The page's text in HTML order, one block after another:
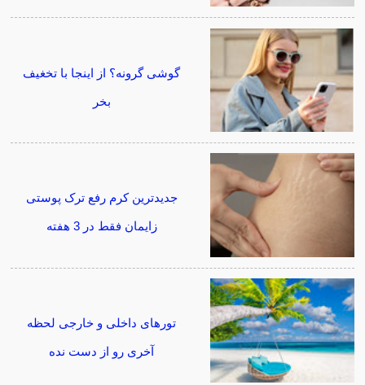
گوشی گرونه؟ از اینجا با تخغیف
بخر
جدیدترین کرم رفع ترک پوستی
زایمان فقط در 3 هفته
تورهای داخلی و خارجی لحظه
آخری رو از دست نده